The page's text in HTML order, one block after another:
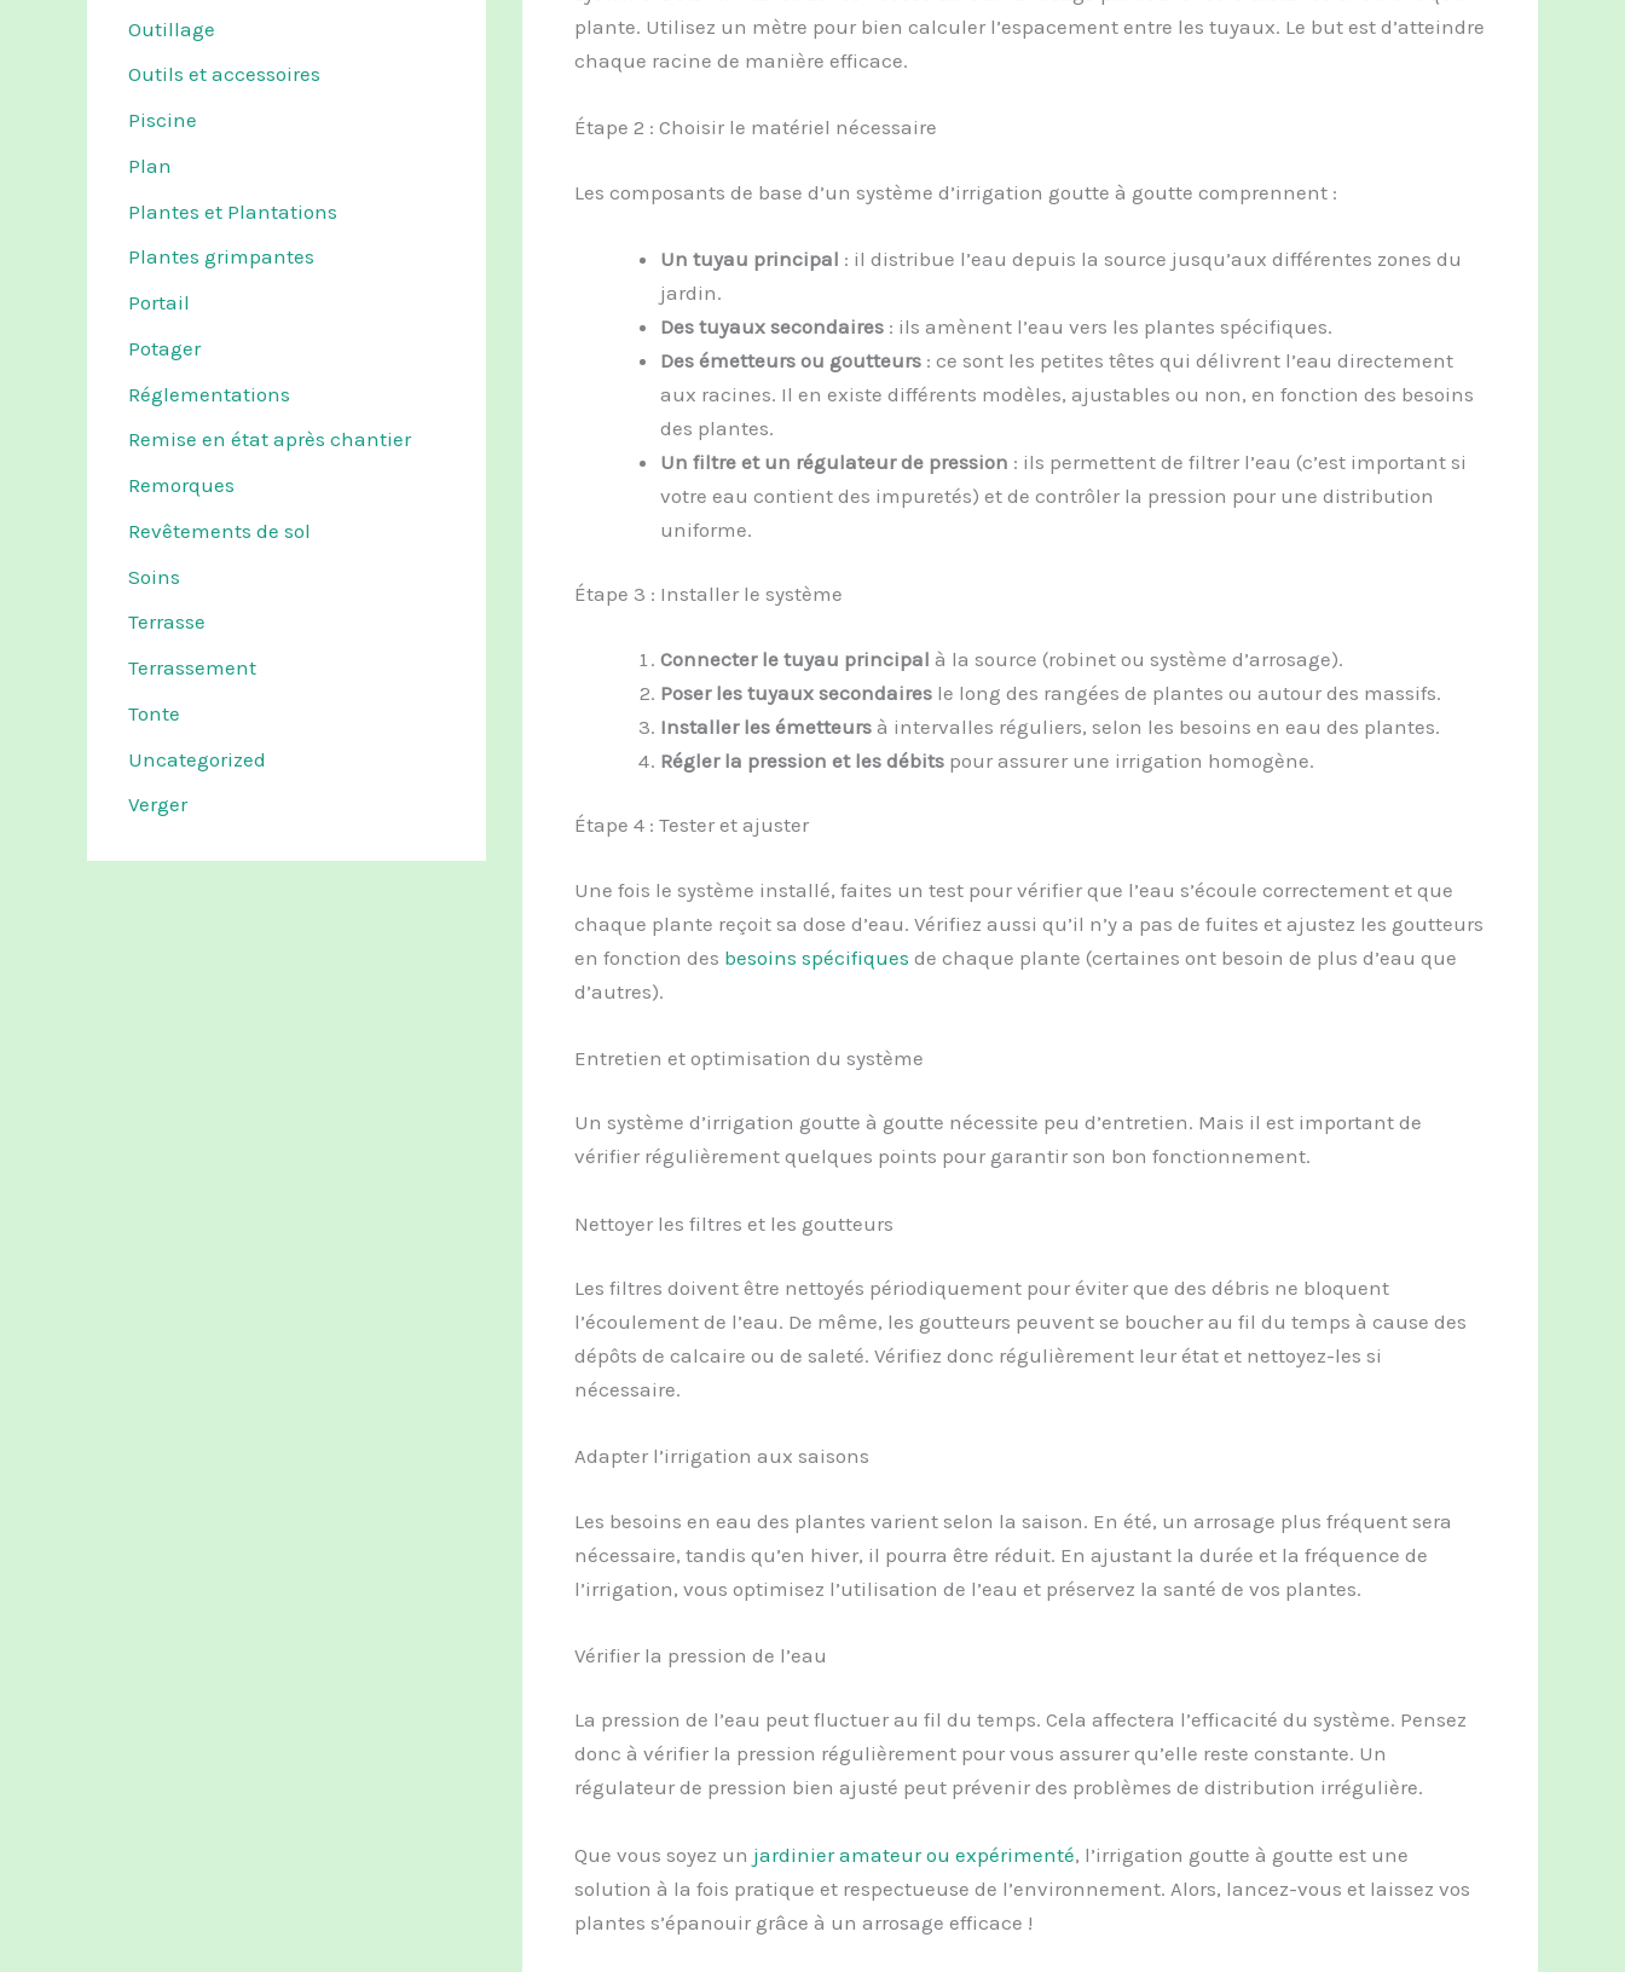
Outillage
Outils et accessoires
Piscine
Plan
Plantes et Plantations
Plantes grimpantes
Portail
Potager
Réglementations
Remise en état après chantier
Remorques
Revêtements de sol
Soins
Terrasse
Terrassement
Tonte
Uncategorized
Verger
plante. Utilisez un mètre pour bien calculer l’espacement entre les tuyaux. Le but est d’atteindre
chaque racine de manière efficace.
Étape 2 : Choisir le matériel nécessaire
Les composants de base d’un système d’irrigation goutte à goutte comprennent :
Un tuyau principal : il distribue l’eau depuis la source jusqu’aux différentes zones du
jardin.
Des tuyaux secondaires: ils amènent l’eau vers les plantes spécifiques.
Des émetteurs ou goutteurs: ce sont les petites têtes qui délivrent l’eau directement
aux racines. Il en existe différents modèles, ajustables ou non, en fonction des besoins
des plantes.
Un filtre et un régulateur de pression : ils permettent de filtrer l’eau (c’est important si
votre eau contient des impuretés) et de contrôler la pression pour une distribution
uniforme.
Étape 3 : Installer le système
Connecter le tuyau principal à la source (robinet ou système d’arrosage).
Poser les tuyaux secondairesle long des rangées de plantes ou autour des massifs.
Installer les émetteursà intervalles réguliers, selon les besoins en eau des plantes.
Régler la pression et les débitspour assurer une irrigation homogène.
Étape 4 : Tester et ajuster
Une fois le système installé, faites un test pour vérifier que l’eau s’écoule correctement et que
chaque plante reçoit sa dose d’eau. Vérifiez aussi qu’il n’y a pas de fuites et ajustez les goutteurs
en fonction des besoins spécifiques de chaque plante (certaines ont besoin de plus d’eau que
d’autres).
Entretien et optimisation du système
Un système d’irrigation goutte à goutte nécessite peu d’entretien. Mais il est important de
vérifier régulièrement quelques points pour garantir son bon fonctionnement.
Nettoyer les filtres et les goutteurs
Les filtres doivent être nettoyés périodiquement pour éviter que des débris ne bloquent
l’écoulement de l’eau. De même, les goutteurs peuvent se boucher au fil du temps à cause des
dépôts de calcaire ou de saleté. Vérifiez donc régulièrement leur état et nettoyez-les si
nécessaire.
Adapter l’irrigation aux saisons
Les besoins en eau des plantes varient selon la saison. En été, un arrosage plus fréquent sera
nécessaire, tandis qu’en hiver, il pourra être réduit. En ajustant la durée et la fréquence de
l’irrigation, vous optimisez l’utilisation de l’eau et préservez la santé de vos plantes.
Vérifier la pression de l’eau
La pression de l’eau peut fluctuer au fil du temps. Cela affectera l’efficacité du système. Pensez
donc à vérifier la pression régulièrement pour vous assurer qu’elle reste constante. Un
régulateur de pression bien ajusté peut prévenir des problèmes de distribution irrégulière.
Que vous soyez un jardinier amateur ou expérimenté, l’irrigation goutte à goutte est une
solution à la fois pratique et respectueuse de l’environnement. Alors, lancez-vous et laissez vos
plantes s’épanouir grâce à un arrosage efficace !